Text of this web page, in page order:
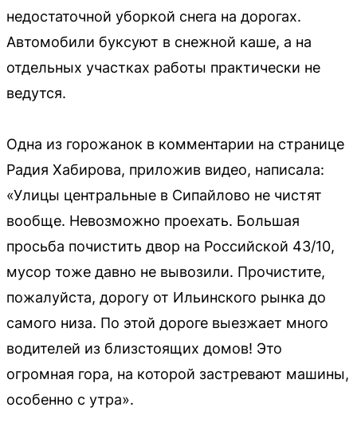
недостаточной уборкой снега на дорогах.
Автомобили буксуют в снежной каше, а на
отдельных участках работы практически не
ведутся.
Одна из горожанок в комментарии на странице
Радия Хабирова, приложив видео, написала:
«Улицы центральные в Сипайлово не чистят
вообще. Невозможно проехать. Большая
просьба почистить двор на Российской 43/10,
мусор тоже давно не вывозили. Прочистите,
пожалуйста, дорогу от Ильинского рынка до
самого низа. По этой дороге выезжает много
водителей из близстоящих домов! Это
огромная гора, на которой застревают машины,
особенно с утра».